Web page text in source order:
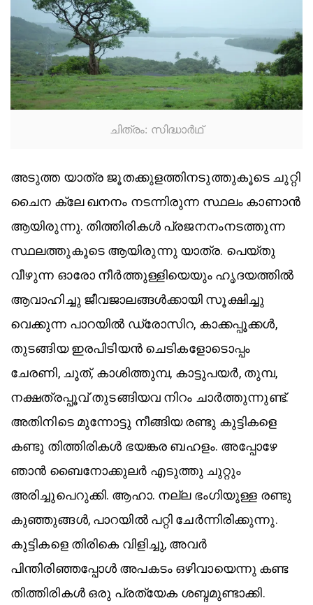
ചിത്രം: സിദ്ധാര്‍ഥ്
അടുത്ത യാത്ര ജൂതക്കുളത്തിനടുത്തുകൂടെ ചുറ്റി
ചൈന ക്ലേ ഖനനം നടന്നിരുന്ന സ്ഥലം കാണാൻ
ആയിരുന്നു. തിത്തിരികൾ പ്രജനനംനടത്തുന്ന
സ്ഥലത്തുകൂടെ ആയിരുന്നു യാത്ര. പെയ്തു
വീഴുന്ന ഓരോ നീർത്തുള്ളിയെയും ഹൃദയത്തിൽ
ആവാഹിച്ചു ജീവജാലങ്ങൾക്കായി സൂക്ഷിച്ചു
വെക്കുന്ന പാറയിൽ ഡ്രോസിറ, കാക്കപ്പൂക്കൾ,
തുടങ്ങിയ ഇരപിടിയൻ ചെടികളോടൊപ്പം
ചേരണി, ചൂത്, കാശിത്തുമ്പ, കാട്ടുപയർ, തുമ്പ,
നക്ഷത്രപ്പൂവ് തുടങ്ങിയവ നിറം ചാർത്തുന്നുണ്ട്.
അതിനിടെ മുന്നോട്ടു നീങ്ങിയ രണ്ടു കുട്ടികളെ
കണ്ടു തിത്തിരികൾ ഭയങ്കര ബഹളം. അപ്പോഴേ
ഞാൻ ബൈനോക്കുലർ എടുത്തു ചുറ്റും
അരിച്ചുപെറുക്കി. ആഹാ. നല്ല ഭംഗിയുള്ള രണ്ടു
കുഞ്ഞുങ്ങൾ, പാറയിൽ പറ്റി ചേർന്നിരിക്കുന്നു.
കുട്ടികളെ തിരികെ വിളിച്ചു, അവർ
പിന്തിരിഞ്ഞപ്പോൾ അപകടം ഒഴിവായെന്നു കണ്ട
തിത്തിരികൾ ഒരു പ്രത്യേക ശബ്ദമുണ്ടാക്കി.